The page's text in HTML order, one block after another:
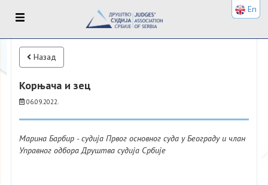
Назад
Корњача и зец
06.09.2022.
Марина Барбир - судија Првог основног суда у Београду и члан
Управног одбора Друштва судија Србије
En